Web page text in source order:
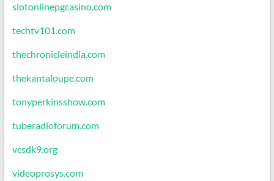
slotonlinepgcasino.com
techtv101.com
thechronicleindia.com
thekantaloupe.com
tonyperkinsshow.com
tuberadioforum.com
vcsdk9.org
videoprosys.com